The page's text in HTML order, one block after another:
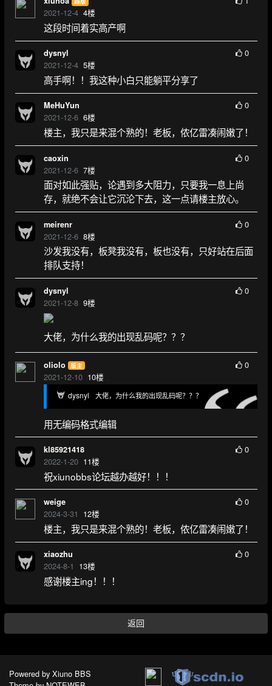
2021-12-4 4楼
这段时间着实高产啊
dysnyl
2021-12-4 5楼
0
高手啊！！我这种小白只能躺平分享了
MeHuYun
2021-12-6 6楼
0
楼主，我只是来混个熟的！老板，侬亿雷凑闹嫩了！
caoxin
2021-12-6 7楼
0
面对如此强贴，论遇到多大阻力，只要我一息上尚
存，就绝不会让它沉沦下去，这一点请楼主放心。
meirenr
2021-12-6 8楼
0
沙发我没有，板凳我没有，板也没有，只好站在后面
排队支持！
dysnyl
2021-12-8 9楼
0
大佬，为什么我的出现乱码呢？？？
oliolo 版主
2021-12-10 10楼
0
dysnyl 大佬，为什么我的出现乱码呢？？？
用无编码格式编辑
kl85921418
2022-1-20 11楼
0
祝xiunobbs论坛越办越好！！！
weige
2024-3-31 12楼
0
楼主，我只是来混个熟的！老板，侬亿雷凑闹嫩了！
xiaozhu
2024-8-1 13楼
0
感谢楼主ing！！！
返回
Powered by Xiuno BBS